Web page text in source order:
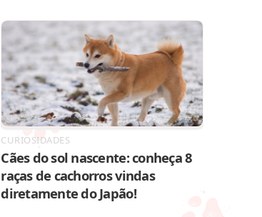
CURIOSIDADES
Cães do sol nascente: conheça 8
raças de cachorros vindas
diretamente do Japão!